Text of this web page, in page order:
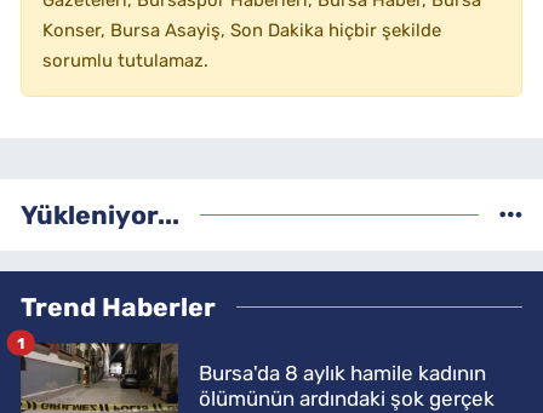
Konser, Bursa Asayiş, Son Dakika hiçbir şekilde
sorumlu tutulamaz.
Yükleniyor...
Trend Haberler
Bursa'da 8 aylık hamile kadının
ölümünün ardındaki şok gerçek
1